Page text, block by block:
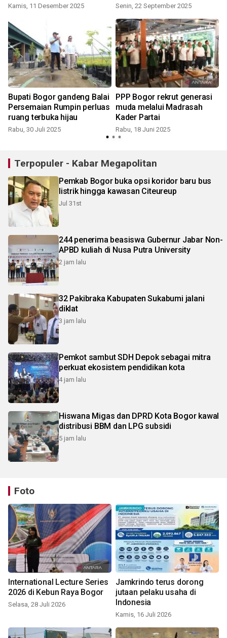
Kamis, 11 Desember 2025 kader PPP
Senin, 22 September 2025
Bupati Bogor gandeng Balai
Persemaian Rumpin perluas
ruang terbuka hijau
Rabu, 30 Juli 2025
PPP Bogor rekrut generasi
muda melalui Madrasah
Kader Partai
Rabu, 18 Juni 2025
Terpopuler - Kabar Megapolitan
Pemkab Bogor buka opsi koridor baru bus
listrik hingga kawasan Citeureup
Jul 31st
244 penerima beasiswa Gubernur Jabar Non-
APBD kuliah di Nusa Putra University
2 jam lalu
32 Pakibraka Kabupaten Sukabumi jalani
diklat
3 jam lalu
Pemkot sambut SDH Depok sebagai mitra
perkuat ekosistem pendidikan kota
4 jam lalu
Hiswana Migas dan DPRD Kota Bogor kawal
distribusi BBM dan LPG subsidi
5 jam lalu
Foto
International Lecture Series
2026 di Kebun Raya Bogor
Selasa, 28 Juli 2026
Jamkrindo terus dorong
jutaan pelaku usaha di
Indonesia
Kamis, 16 Juli 2026